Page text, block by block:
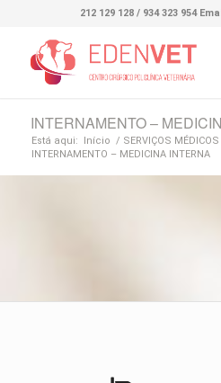
212 129 128 / 934 323 954
INTERNAMENTO –
Está aqui: Início / SERVIÇOS MÉDICOS
INTERNAMENTO – MEDICINA INTERNA